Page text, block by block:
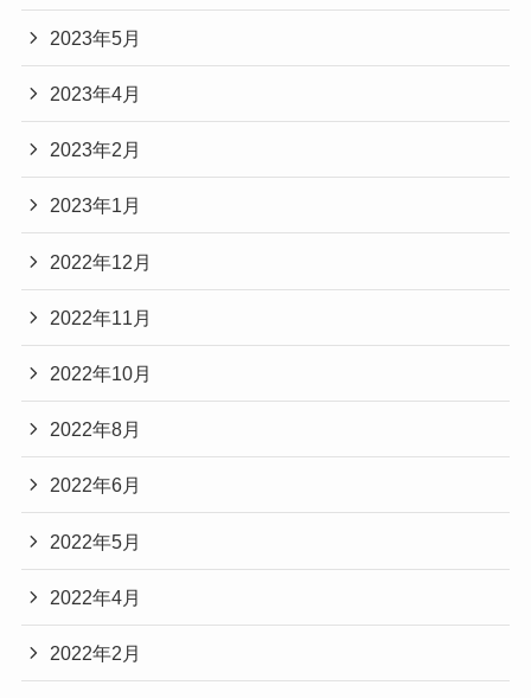
2023年5月
2023年4月
2023年2月
2023年1月
2022年12月
2022年11月
2022年10月
2022年8月
2022年6月
2022年5月
2022年4月
2022年2月